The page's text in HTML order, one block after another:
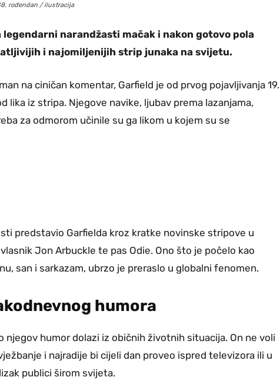
rođendan / ilustracija
narandžasti mačak i nakon gotovo pola
i najomiljenijih strip junaka na svijetu.
na ciničan komentar, Garfield je od prvog pojavljivanja 19.
lika iz stripa. Njegove navike, ljubav prema lazanjama,
za odmorom učinile su ga likom u kojem su se
predstavio Garfielda kroz kratke novinske stripove u
Jon Arbuckle te pas Odie. Ono što je počelo kao
san i sarkazam, ubrzo je preraslo u globalni fenomen.
humora
njegov humor dolazi iz običnih životnih situacija. On ne voli
i najradije bi cijeli dan proveo ispred televizora ili u
publici širom svijeta.